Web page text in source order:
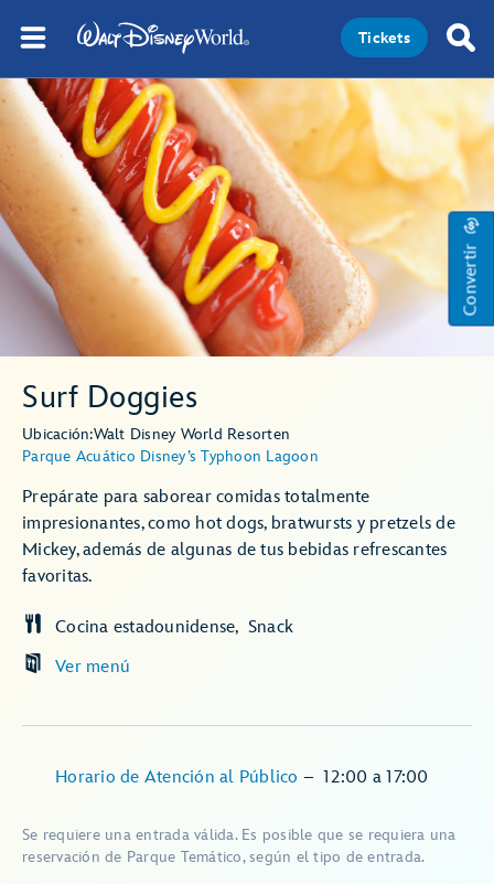
Tickets
Convertir
Surf Doggies
Ubicación:Walt Disney World Resorten
Parque Acuático Disney’s Typhoon Lagoon
Prepárate para saborear comidas totalmente
impresionantes, como hot dogs, bratwursts y pretzels de
Mickey, además de algunas de tus bebidas refrescantes
favoritas.
Ver menú
Cocina estadounidense Snack
Horario de Atención al Público –12:00 a 17:00
Se requiere una entrada válida. Es posible que se requiera una
reservación de Parque Temático, según el tipo de entrada.